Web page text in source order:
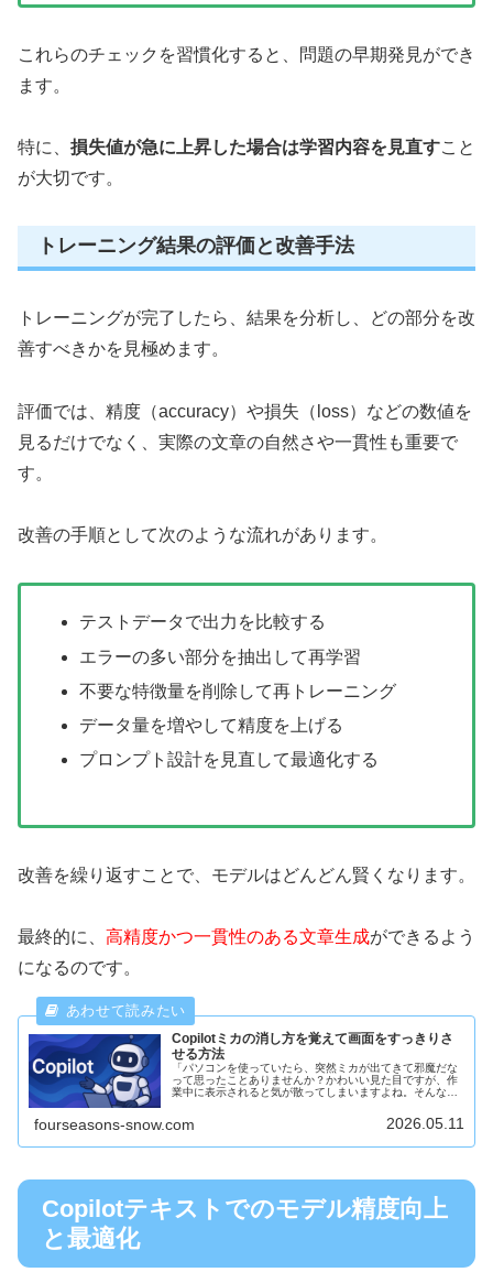
これらのチェックを習慣化すると、問題の早期発見ができ
ます。
特に、 損失値が急に上昇した場合は学習内容を見直すこと
が大切です。
トレーニング結果の評価と改善手法
トレーニングが完了したら、結果を分析し、どの部分を改
善すべきかを見極めます。
評価では、精度（accuracy）や損失（loss）などの数値を
見るだけでなく、実際の文章の自然さや一貫性も重要で
す。
改善の手順として次のような流れがあります。
テストデータで出力を比較する
エラーの多い部分を抽出して再学習
不要な特徴量を削除して再トレーニング
データ量を増やして精度を上げる
プロンプト設計を見直して最適化する
改善を繰り返すことで、モデルはどんどん賢くなります。
最終的に、 高精度かつ一貫性のある文章生成ができるよう
になるのです。
Copilotミカの消し方を覚えて画面をすっきりさ
せる方法
「パソコンを使っていたら、突然ミカが出てきて邪魔だな
って思ったことありませんか？かわいい見た目ですが、作
業中に表示されると気が散ってしまいますよね。そんなと
fourseasons-snow.com 2026.05.11
Copilotテキストでのモデル精度向上
と最適化